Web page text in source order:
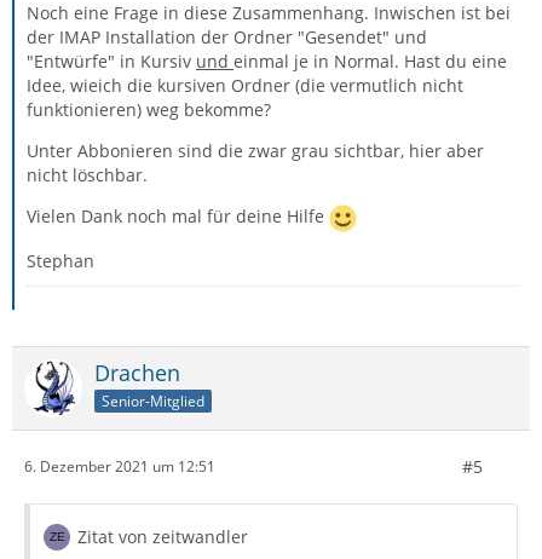
Noch eine Frage in diese Zusammenhang. Inwischen ist bei
der IMAP Installation der Ordner "Gesendet" und
"Entwürfe" in Kursiv und einmal je in Normal. Hast du eine
Idee, wieich die kursiven Ordner (die vermutlich nicht
funktionieren) weg bekomme?
Unter Abbonieren sind die zwar grau sichtbar, hier aber
nicht löschbar.
Vielen Dank noch mal für deine Hilfe
Stephan
Drachen
Senior-Mitglied
6. Dezember 2021 um 12:51 #5
Zitat von zeitwandler